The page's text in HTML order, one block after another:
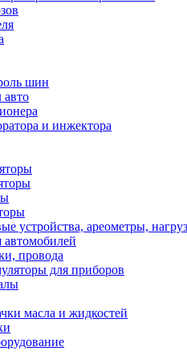
шин
авто
и инжектора
устройства, ареометры,
провода
для приборов
масла и жидкостей